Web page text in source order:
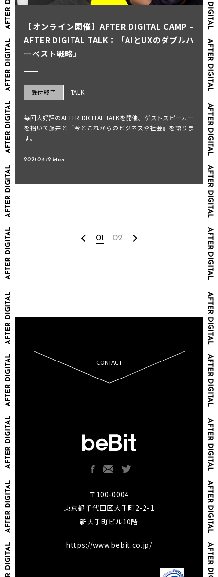
【オンライン開催】AFTER DIGITAL CAMP –
AFTER DIGITAL TALK：「AIとUXのダブルハ
ーベスト戦略」
受付終了 TALK
毎回大好評のAFTER DIGITAL TALKを開催。ゲストスピーカー
を招いて藤井と『今とこれからのビジネスや社会』を語りま
す。
2021.04.12 Mon.
01 02
CONTACT
〒100-0004
東京都千代田区大手町2-2-1
新大手町ビル10階
https://www.bebit.co.jp/